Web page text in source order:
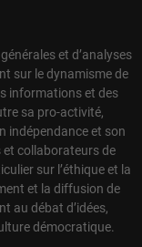
et d’analyses
sur le dynamisme de
informations et des
sa pro-activité,
indépendance et son
collaborateurs de
sur l’éthique et la
et la diffusion de
au débat d’idées,
démocratique.